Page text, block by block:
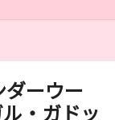
ダーウー
・ガドッ